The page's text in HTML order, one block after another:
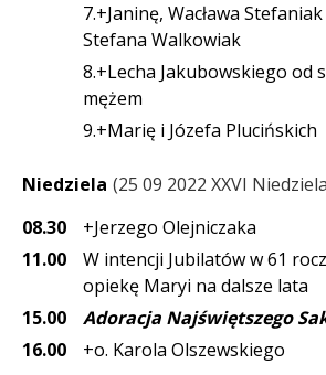
7.+Janinę, Wacława
Stefana Walkowiak
8.+Lecha Jakubowskiego od
mężem
9.+Marię i Józefa Plucińskich
Niedziela 25 09 2022 XXVI
08.30
+Jerzego Olejniczaka
11.00
W intencji Jubilatów w 61
opiekę Maryi na dalsze lata
15.00
Adoracja Najświętszego
16.00
+o. Karola Olszewskiego